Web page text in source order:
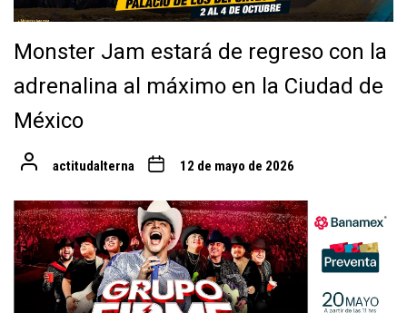
Monster Jam estará de regreso con la
adrenalina al máximo en la Ciudad de
México
actitudalterna 12 de mayo de 2026